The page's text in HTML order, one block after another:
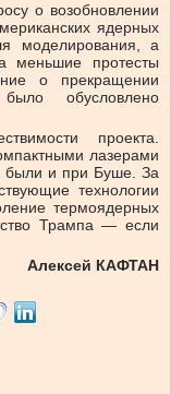
о возобновлении
ядерных
моделирования, а
меньшие протесты
о прекращении
обусловлено
проекта.
лазерами
были и при Буше. За
технологии
термоядерных
Трампа — если
Алексей КАФТАН